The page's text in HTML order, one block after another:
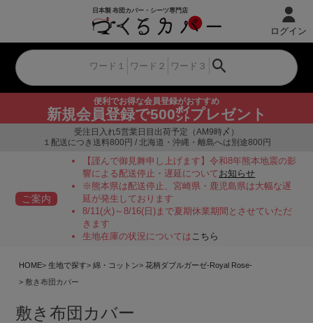
便利でお得な会員登録がおすすめ
新規会員登録で500㌽プレゼント
ログイン
受注日入れ5営業日目出荷予定（AM9時〆）
１配送につき送料800円 / 北海道・沖縄・離島へは別途800円
ご案内
【謹んで御見舞申し上げます】令和8年熊本地震の影
響による配送停止・遅延についてお知らせ
※熊本県は配送停止、宮崎県・鹿児島県は大幅な遅
延が発生しております
8/11(火)～8/16(日)まで夏期休業期間とさせていただ
きます
生地在庫の状況についてはこちら
HOME 生地で探す 綿・コットン
花柄ダブルガーゼ-Royal Rose-
敷き布団カバー
敷き布団カバー